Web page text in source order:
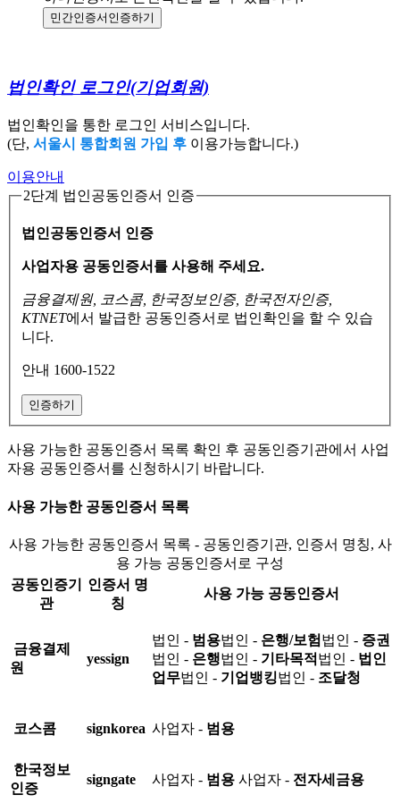
민간인증서 인증하기
법인확인 로그인(기업회원)
법인확인을 통한 로그인 서비스입니다.
(단, 서울시 통합회원 가입 후 이용가능합니다.)
이용안내
2단계 법인공동인증서 인증
법인공동인증서 인증
사업자용 공동인증서를 사용해 주세요.
금융결제원, 코스콤, 한국정보인증, 한국전자인증,
KTNET에서 발급한 공동인증서로 법인확인을 할 수 있습
니다.
안내 1600-1522
인증하기
사용 가능한 공동인증서 목록 확인 후 공동인증기관에서 사업
자용 공동인증서를 신청하시기 바랍니다.
사용 가능한 공동인증서 목록
사용 가능한 공동인증서 목록 - 공동인증기관, 인증서 명칭, 사
용 가능 공동인증서로 구성
공동인증기
관
인증서 명
칭
사용 가능 공동인증서
금융결제
원
yessign
법인 - 범용법인 - 은행/보험 법인 - 증권
법인 - 은행법인 - 기타목적 법인 - 법인
업무법인 - 기업뱅킹법인 - 조달청
코스콤 signkorea 사업자 - 범용
한국정보
인증
signgate 사업자 - 범용 사업자 - 전자세금용